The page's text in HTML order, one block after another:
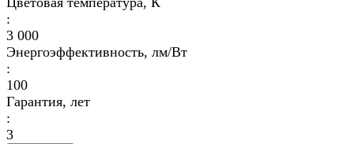
:
3 000
Энергоэффективность, лм/Вт
:
100
Гарантия, лет
:
3